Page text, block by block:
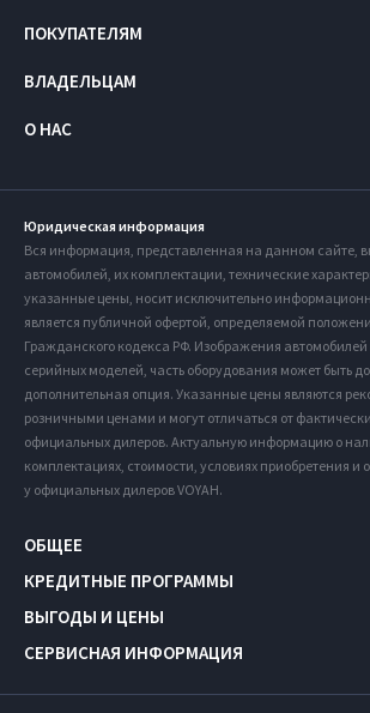
ПОКУПАТЕЛЯМ
ВЛАДЕЛЬЦАМ
О НАС
Юридическая информация
Вся информация, представленная на данном сайте,
автомобилей, их комплектации, технические
указанные цены, носит исключительно
является публичной офертой, определяемой
Гражданского кодекса РФ. Изображения автомобилей
серийных моделей, часть оборудования может быть
дополнительная опция. Указанные цены являются
розничными ценами и могут отличаться от
официальных дилеров. Актуальную информацию о
комплектациях, стоимости, условиях приобретения и
у официальных дилеров VOYAH.
ОБЩЕЕ
КРЕДИТНЫЕ ПРОГРАММЫ
ВЫГОДЫ И ЦЕНЫ
СЕРВИСНАЯ ИНФОРМАЦИЯ